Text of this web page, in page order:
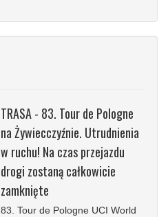
TRASA - 83. Tour de Pologne
na Żywiecczyźnie. Utrudnienia
w ruchu! Na czas przejazdu
drogi zostaną całkowicie
zamknięte
83. Tour de Pologne UCI World